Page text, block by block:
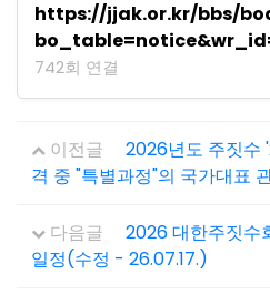
https://jjak.or.kr/bbs/
742회 연결
이전글
2026년도 주짓수
격 중 "특별과정"의 국가대표
다음글
2026 대한주짓수
일정(수정 - 26.07.17.)